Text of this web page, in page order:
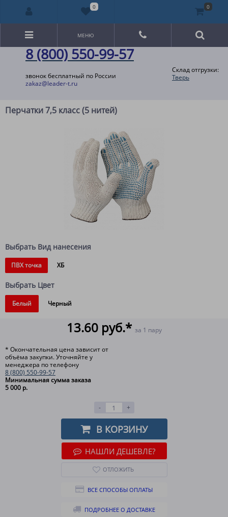
8 (800) 550-99-57
звонок бесплатный по России
zakaz@leader-t.ru
Склад отгрузки:
Тверь
МЕНЮ
Перчатки 7,5 класс (5 нитей)
Выбрать Вид нанесения
ПВХ точка ХБ
Выбрать Цвет
Белый Черный
13.60 руб.* за 1 пару
* Окончательная цена зависит от
объёма закупки. Уточняйте у
менеджера по телефону
8 (800) 550-99-57
Минимальная сумма заказа
5 000 р.
- +
В КОРЗИНУ
НАШЛИ ДЕШЕВЛЕ?
ОТЛОЖИТЬ
ВСЕ СПОСОБЫ ОПЛАТЫ
ПОДРОБНЕЕ О ДОСТАВКЕ
0 0